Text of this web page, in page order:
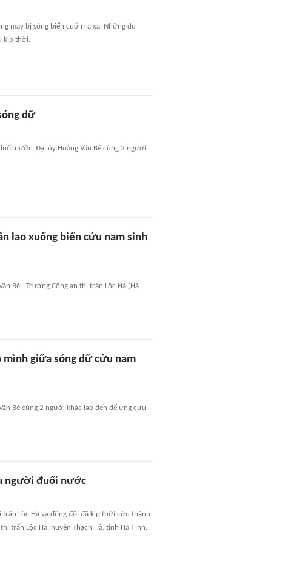
may bị sóng biển cuốn ra xa. Những du
kịp thời.
dữ
nước, Đại úy Hoàng Văn Bé cùng 2 người
lao xuống biển cứu nam sinh
Bé - Trưởng Công an thị trấn Lộc Hà (Hà
mình giữa sóng dữ cứu nam
Bé cùng 2 người khác lao đến để ứng cứu.
người đuối nước
trấn Lộc Hà và đồng đội đã kịp thời cứu thành
trấn Lộc Hà, huyện Thạch Hà, tỉnh Hà Tĩnh.